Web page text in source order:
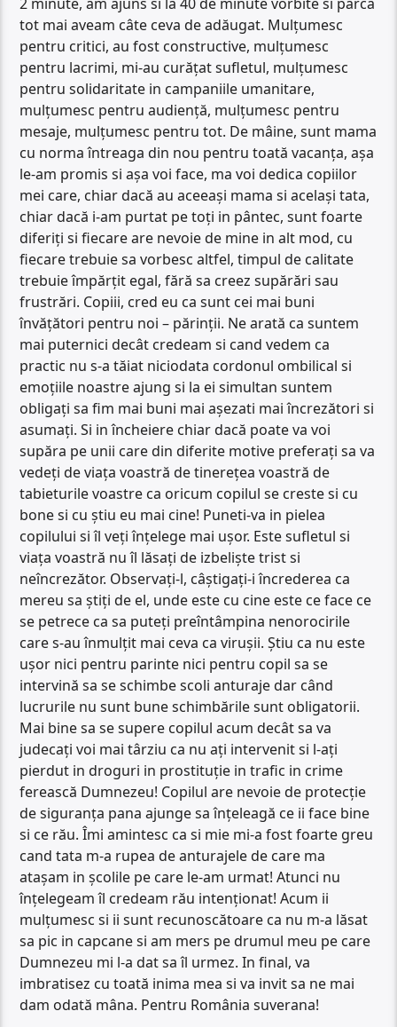
tot mai aveam câte ceva de adăugat. Mulțumesc
pentru critici, au fost constructive, mulțumesc
pentru lacrimi, mi-au curățat sufletul, mulțumesc
pentru solidaritate in campaniile umanitare,
mulțumesc pentru audiență, mulțumesc pentru
mesaje, mulțumesc pentru tot. De mâine, sunt mama
cu norma întreaga din nou pentru toată vacanța, așa
le-am promis si așa voi face, ma voi dedica copiilor
mei care, chiar dacă au aceeași mama si același tata,
chiar dacă i-am purtat pe toți in pântec, sunt foarte
diferiți si fiecare are nevoie de mine in alt mod, cu
fiecare trebuie sa vorbesc altfel, timpul de calitate
trebuie împărțit egal, fără sa creez supărări sau
frustrări. Copiii, cred eu ca sunt cei mai buni
învățători pentru noi – părinții. Ne arată ca suntem
mai puternici decât credeam si cand vedem ca
practic nu s-a tăiat niciodata cordonul ombilical si
emoțiile noastre ajung si la ei simultan suntem
obligați sa fim mai buni mai așezati mai încrezători si
asumați. Si in încheiere chiar dacă poate va voi
supăra pe unii care din diferite motive preferați sa va
vedeți de viața voastră de tinerețea voastră de
tabieturile voastre ca oricum copilul se creste si cu
bone si cu știu eu mai cine! Puneti-va in pielea
copilului si îl veți înțelege mai ușor. Este sufletul si
viața voastră nu îl lăsați de izbeliște trist si
neîncrezător. Observați-l, câștigați-i încrederea ca
mereu sa știți de el, unde este cu cine este ce face ce
se petrece ca sa puteți preîntâmpina nenorocirile
care s-au înmulțit mai ceva ca virușii. Știu ca nu este
ușor nici pentru parinte nici pentru copil sa se
intervină sa se schimbe scoli anturaje dar când
lucrurile nu sunt bune schimbările sunt obligatorii.
Mai bine sa se supere copilul acum decât sa va
judecați voi mai târziu ca nu ați intervenit si l-ați
pierdut in droguri in prostituție in trafic in crime
ferească Dumnezeu! Copilul are nevoie de protecție
de siguranța pana ajunge sa înțeleagă ce ii face bine
si ce rău. Îmi amintesc ca si mie mi-a fost foarte greu
cand tata m-a rupea de anturajele de care ma
atașam in școlile pe care le-am urmat! Atunci nu
înțelegeam îl credeam rău intenționat! Acum ii
mulțumesc si ii sunt recunoscătoare ca nu m-a lăsat
sa pic in capcane si am mers pe drumul meu pe care
Dumnezeu mi l-a dat sa îl urmez. In final, va
imbratisez cu toată inima mea si va invit sa ne mai
dam odată mâna. Pentru România suverana!